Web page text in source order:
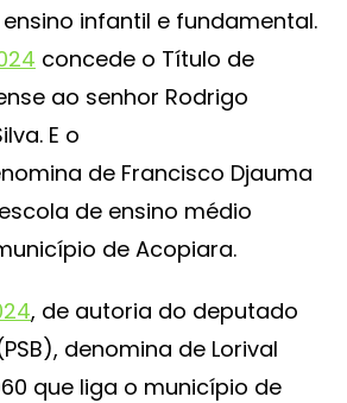
infantil e fundamental.
concede o Título de
ao senhor Rodrigo
E o
de Francisco Djauma
de ensino médio
de Acopiara.
, de autoria do deputado
denomina de Lorival
que liga o município de